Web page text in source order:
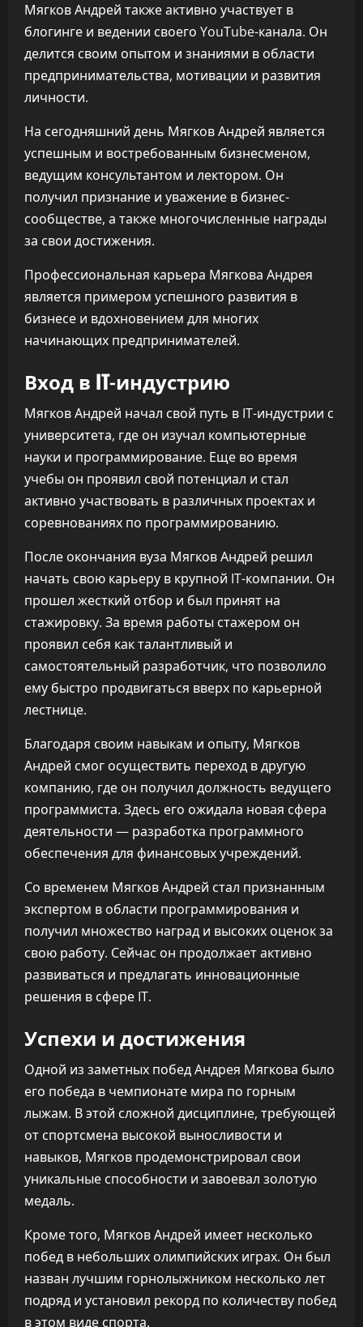
Мягков Андрей также активно участвует в
блогинге и ведении своего YouTube-канала. Он
делится своим опытом и знаниями в области
предпринимательства, мотивации и развития
личности.
На сегодняшний день Мягков Андрей является
успешным и востребованным бизнесменом,
ведущим консультантом и лектором. Он
получил признание и уважение в бизнес-
сообществе, а также многочисленные награды
за свои достижения.
Профессиональная карьера Мягкова Андрея
является примером успешного развития в
бизнесе и вдохновением для многих
начинающих предпринимателей.
Вход в IT-индустрию
Мягков Андрей начал свой путь в IT-индустрии с
университета, где он изучал компьютерные
науки и программирование. Еще во время
учебы он проявил свой потенциал и стал
активно участвовать в различных проектах и
соревнованиях по программированию.
После окончания вуза Мягков Андрей решил
начать свою карьеру в крупной IT-компании. Он
прошел жесткий отбор и был принят на
стажировку. За время работы стажером он
проявил себя как талантливый и
самостоятельный разработчик, что позволило
ему быстро продвигаться вверх по карьерной
лестнице.
Благодаря своим навыкам и опыту, Мягков
Андрей смог осуществить переход в другую
компанию, где он получил должность ведущего
программиста. Здесь его ожидала новая сфера
деятельности — разработка программного
обеспечения для финансовых учреждений.
Со временем Мягков Андрей стал признанным
экспертом в области программирования и
получил множество наград и высоких оценок за
свою работу. Сейчас он продолжает активно
развиваться и предлагать инновационные
решения в сфере IT.
Успехи и достижения
Одной из заметных побед Андрея Мягкова было
его победа в чемпионате мира по горным
лыжам. В этой сложной дисциплине, требующей
от спортсмена высокой выносливости и
навыков, Мягков продемонстрировал свои
уникальные способности и завоевал золотую
медаль.
Кроме того, Мягков Андрей имеет несколько
побед в небольших олимпийских играх. Он был
назван лучшим горнолыжником несколько лет
подряд и установил рекорд по количеству побед
в этом виде спорта.